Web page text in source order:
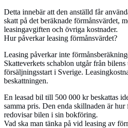
Detta innebär att den anställd får
skatt på det beräknade förmånsvärdet,
leasingavgiften och övriga kostnader.
Hur påverkar leasing förmånsvärdet?
Leasing påverkar inte
Skatteverkets schablon utgår från
försäljningsstart i Sverige.
beskattningen.
En leasad bil till 500 000 kr beskattas
samma pris. Den enda skillnaden är hur
redovisar bilen i sin bokföring.
Vad ska man tänka på vid leasing av